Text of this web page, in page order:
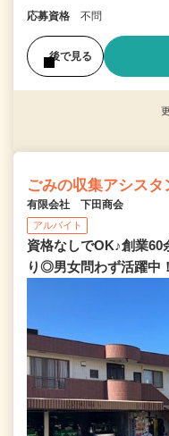
応募資格 不問
後で見る
ごみの収集アシスタ
有限会社 下田商会
アルバイト
資格なしでOK♪創業60
り◎男女問わず活躍中！